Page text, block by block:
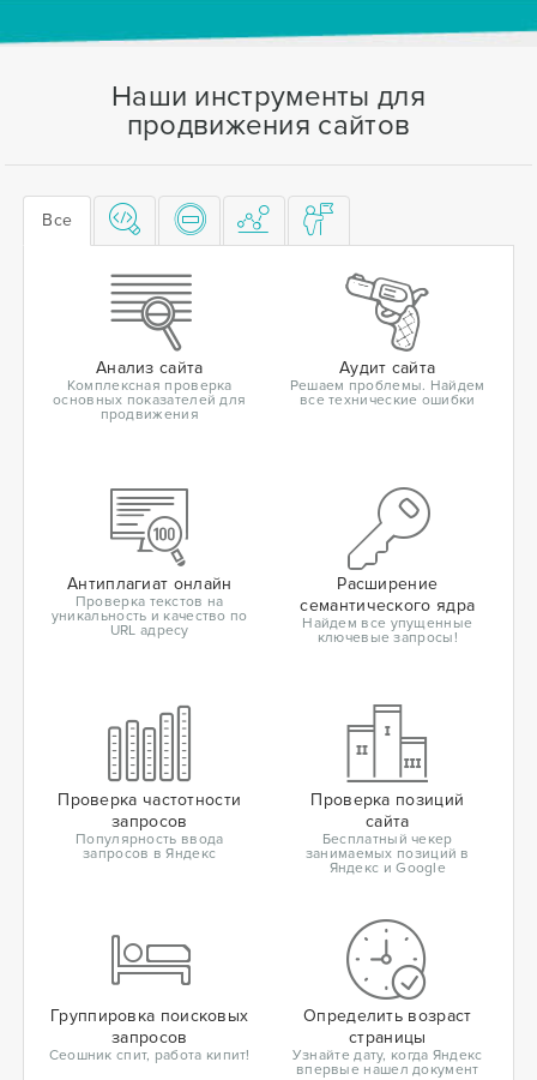
Наши инструменты для
продвижения сайтов
Все
Анализ сайта
Комплексная проверка
основных показателей для
продвижения
Аудит сайта
Решаем проблемы. Найдем
все технические ошибки
Антиплагиат онлайн
Проверка текстов на
уникальность и качество по
URL адресу
Расширение
семантического ядра
Найдем все упущенные
ключевые запросы!
Проверка частотности
запросов
Популярность ввода
запросов в Яндекс
Проверка позиций
сайта
Бесплатный чекер
занимаемых позиций в
Яндекс и Google
Группировка поисковых
запросов
Сеошник спит, работа кипит!
Определить возраст
страницы
Узнайте дату, когда Яндекс
впервые нашел документ